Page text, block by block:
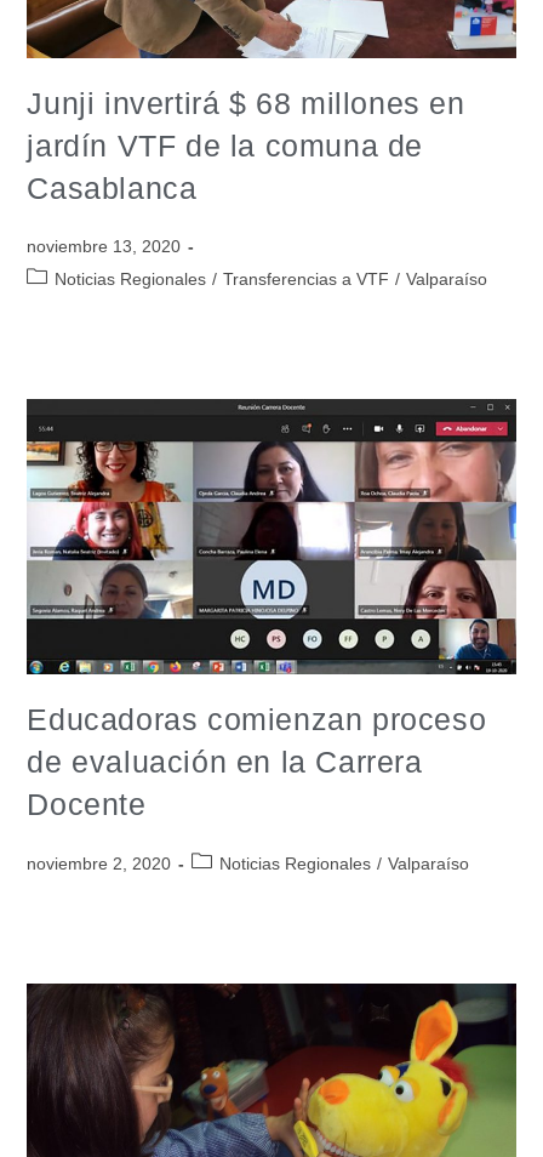
Junji invertirá $ 68 millones en
jardín VTF de la comuna de
Casablanca
noviembre 13, 2020
Noticias Regionales / Transferencias a VTF / Valparaíso
Educadoras comienzan proceso
de evaluación en la Carrera
Docente
noviembre 2, 2020 Noticias Regionales / Valparaíso